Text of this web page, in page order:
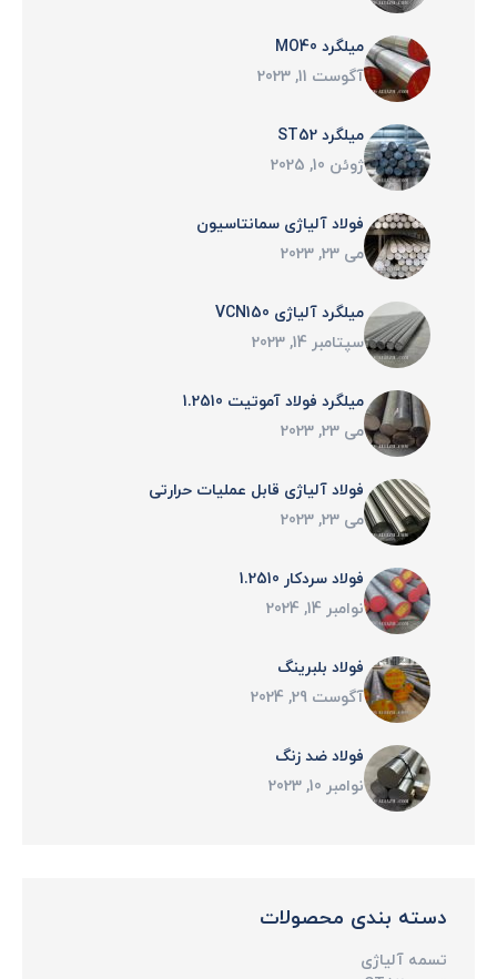
میلگرد MO40
آگوست 11, 2023
میلگرد ST52
ژوئن 10, 2025
فولاد آلياژی سمانتاسيون
می 23, 2023
میلگرد آلیاژی VCN150
سپتامبر 14, 2023
میلگرد فولاد آموتیت 1.2510
می 23, 2023
فولاد آلياژی قابل عمليات حرارتی
می 23, 2023
فولاد سردکار 1.2510
نوامبر 14, 2024
فولاد بلبرینگ
آگوست 29, 2024
فولاد ضد زنگ
نوامبر 10, 2023
دسته بندی محصولات
تسمه آلیاژی